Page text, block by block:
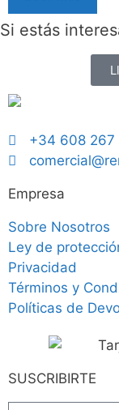
Si estás
+34 608 267
Empresa
Sobre Nosotros
Ley de
Privacidad
Términos y
Políticas de
SUSCRIBIRTE